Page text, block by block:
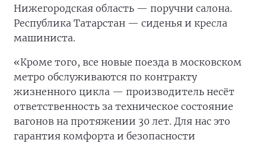
Нижегородская область — поручни салона.
Республика Татарстан — сиденья и кресла
машиниста.
«Кроме того, все новые поезда в московском
метро обслуживаются по контракту
жизненного цикла — производитель несёт
ответственность за техническое состояние
вагонов на протяжении 30 лет. Для нас это
гарантия комфорта и безопасности